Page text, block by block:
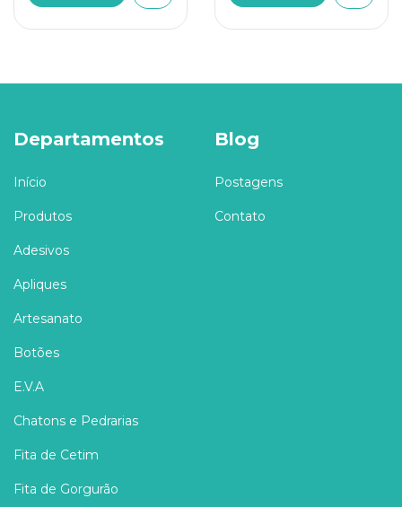
Departamentos
Início
Produtos
Adesivos
Apliques
Artesanato
Botões
E.V.A
Chatons e Pedrarias
Fita de Cetim
Fita de Gorgurão
Blog
Postagens
Contato